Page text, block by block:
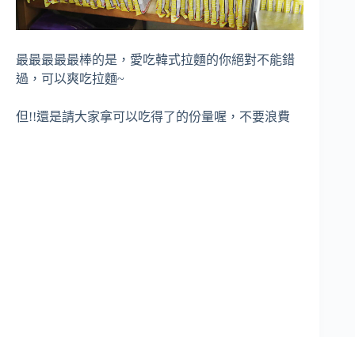
最最最最最棒的是，愛吃韓式拉麵的你絕對不能錯
過，可以爽吃拉麵~
但!!還是請大家拿可以吃得了的份量喔，不要浪費